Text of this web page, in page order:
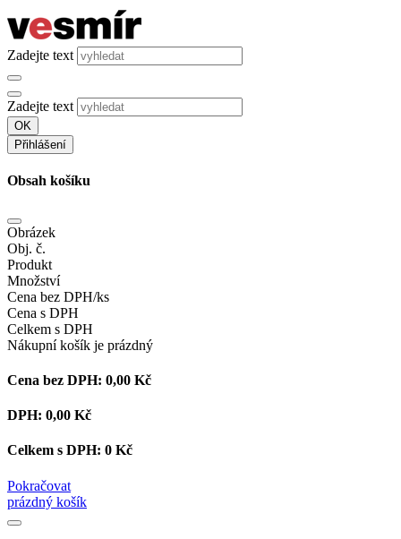
Zadejte text
Zadejte text
OK
Přihlášení
Obsah košíku
Obrázek
Obj. č.
Produkt
Množství
Cena bez DPH/ks
Cena s DPH
Celkem s DPH
Nákupní košík je prázdný
Cena bez DPH: 0,00 Kč
DPH: 0,00 Kč
Celkem s DPH: 0 Kč
Pokračovat
prázdný košík